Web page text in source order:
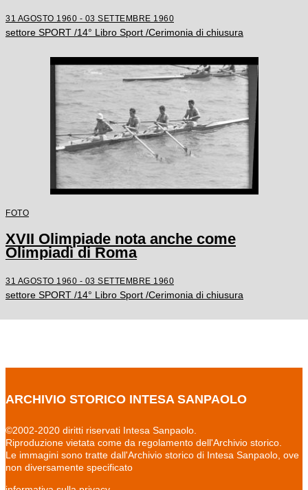
31 AGOSTO 1960 - 03 SETTEMBRE 1960
settore SPORT /14° Libro Sport /Cerimonia di chiusura
FOTO
XVII Olimpiade nota anche come
Olimpiadi di Roma
31 AGOSTO 1960 - 03 SETTEMBRE 1960
settore SPORT /14° Libro Sport /Cerimonia di chiusura
ARCHIVIO STORICO INTESA SANPAOLO
©2002-2020 diritti riservati Intesa Sanpaolo.
Riproduzione vietata come da regolamento dell'Archivio storico.
Le immagini sono tratte dall'Archivio storico di Intesa Sanpaolo, ove
non diversamente specificato